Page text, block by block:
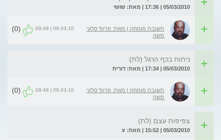
05/03/2010 | 17:36 | מאת: שושי
תשובת מומחה | מאת: פרופ' סלעי
משה
06.03.10 | 09:49
(0)
ניתוח בכף הרגל (לת)
05/03/2010 | 17:34 | מאת: דורית
תשובת מומחה | מאת: פרופ' סלעי
משה
06.03.10 | 09:48
(0)
צפיפות עצם (לת)
05/03/2010 | 15:52 | מאת: ע